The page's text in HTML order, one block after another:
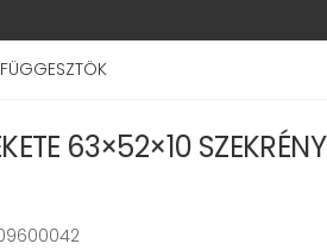
63×52×10 SZEKRÉNY